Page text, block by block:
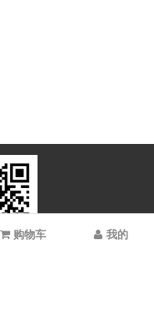
购物车 我的